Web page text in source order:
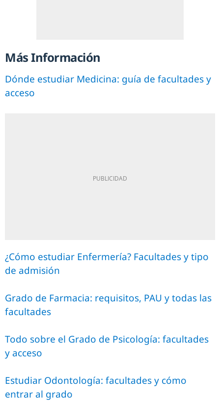
Más Información
Dónde estudiar Medicina: guía de facultades y
acceso
¿Cómo estudiar Enfermería? Facultades y tipo
de admisión
Grado de Farmacia: requisitos, PAU y todas las
facultades
Todo sobre el Grado de Psicología: facultades
y acceso
Estudiar Odontología: facultades y cómo
entrar al grado